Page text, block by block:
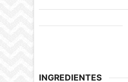
INGREDIENTES